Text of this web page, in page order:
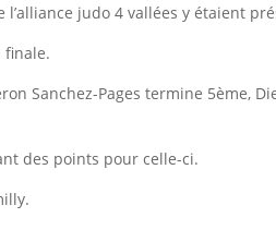
judo 4 vallées y étaient
finale.
Sanchez-Pages termine 5ème,
des points pour celle-ci.